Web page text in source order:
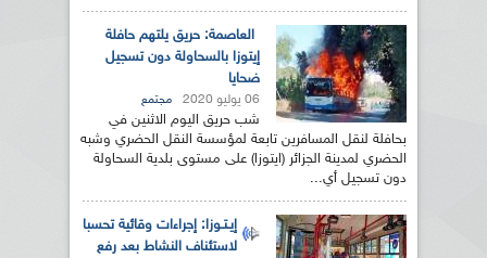
العاصمة: حريق يلتهم حافلة
إيتوزا بالسحاولة دون تسجيل
ضحايا
06 يوليو 2020 مجتمع
شب حريق اليوم الاثنين في
بحافلة لنقل المسافرين تابعة لمؤسسة النقل الحضري وشبه
الحضري لمدينة الجزائر (ايتوزا) على مستوى بلدية السحاولة
دون تسجيل أي...
إيـتـوزا: إجراءات وقائية تحسبا
لاستئناف النشاط بعد رفع